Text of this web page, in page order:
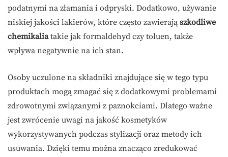
podatnymi na złamania i odpryski. Dodatkowo, używanie
niskiej jakości lakierów, które często zawierają szkodliwe
chemikaliatakie jak formaldehyd czy toluen, także
wpływa negatywnie na ich stan.
Osoby uczulone na składniki znajdujące się w tego typu
produktach mogą zmagać się z dodatkowymi problemami
zdrowotnymi związanymi z paznokciami. Dlatego ważne
jest zwrócenie uwagi na jakość kosmetyków
wykorzystywanych podczas stylizacji oraz metody ich
usuwania. Dzięki temu można znacząco zredukować